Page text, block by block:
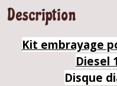
Description
Kit embrayage
Diesel
Disque